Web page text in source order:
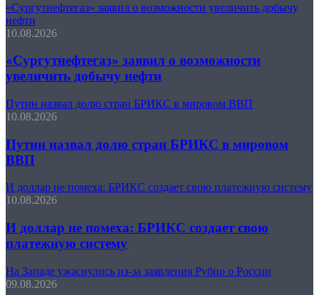
«Сургутнефтегаз» заявил о возможности увеличить добычу
нефти
10.08.2026
«Сургутнефтегаз» заявил о возможности
увеличить добычу нефти
Путин назвал долю стран БРИКС в мировом ВВП
10.08.2026
Путин назвал долю стран БРИКС в мировом
ВВП
И доллар не помеха: БРИКС создает свою платежную систему
10.08.2026
И доллар не помеха: БРИКС создает свою
платежную систему
На Западе ужаснулись из-за заявления Рубио о России
09.08.2026